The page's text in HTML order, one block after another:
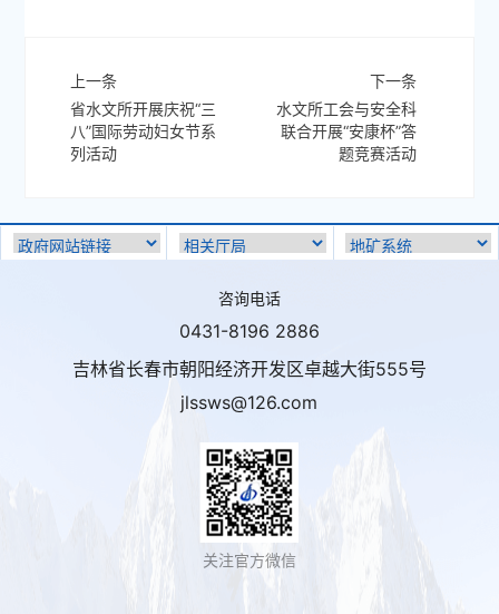
上一条
省水文所开展庆祝“三
八”国际劳动妇女节系
列活动
下一条
水文所工会与安全科
联合开展“安康杯”答
题竞赛活动
咨询电话
0431-8196 2886
吉林省长春市朝阳经济开发区卓越大街555号
jlssws@126.com
关注官方微信